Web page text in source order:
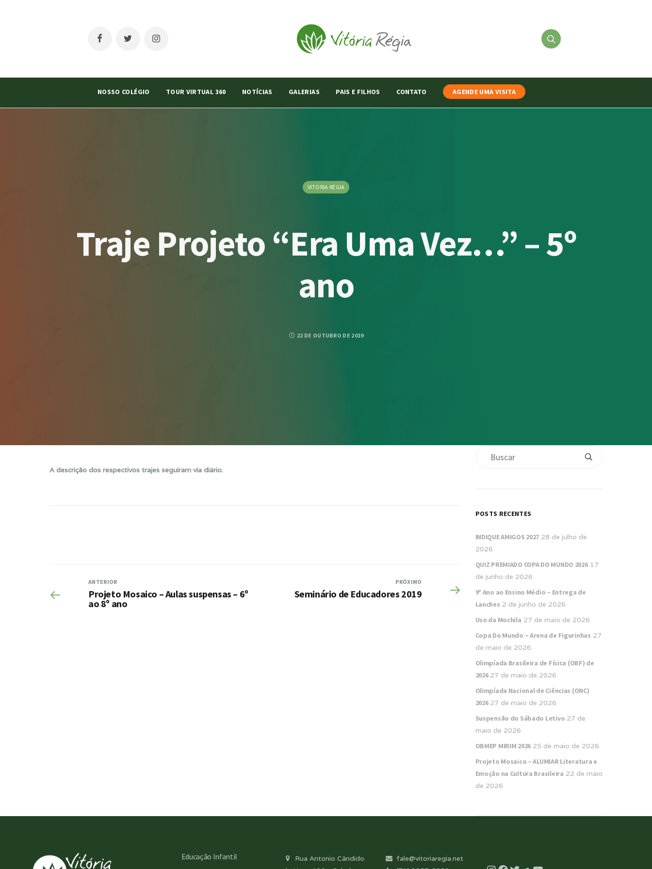
NOSSO COLÉGIO TOUR VIRTUAL 360 NOTÍCIAS GALERIAS PAIS E FILHOS CONTATO AGENDE UMA VISITA
VITORIA RÉGIA
Traje Projeto “Era Uma Vez…” – 5º
ano
22 DE OUTUBRO DE 2019
A descrição dos respectivos trajes seguiram via diário.
ANTERIOR
Projeto Mosaico – Aulas suspensas – 6º
ao 8º ano
PRÓXIMO
Seminário de Educadores 2019
POSTS RECENTES
INDIQUE AMIGOS 2027 28 de julho de
2026
QUIZ PREMIADO COPA DO MUNDO 2026 17
de junho de 2026
9º Ano ao Ensino Médio – Entrega de
Lanches 2 de junho de 2026
Uso da Mochila 27 de maio de 2026
Copa Do Mundo – Arena de Figurinhas 27
de maio de 2026
Olimpíada Brasileira de Física (OBF) de
2026 27 de maio de 2026
Olimpíada Nacional de Ciências (ONC)
2026 27 de maio de 2026
Suspensão do Sábado Letivo 27 de
maio de 2026
OBMEP MIRIM 2026 25 de maio de 2026
Projeto Mosaico – ALUMIAR Literatura e
Emoção na Cultura Brasileira 22 de maio
de 2026
Educação Infantil
Rua Antonio Cândido
fale@vitoriaregia.net